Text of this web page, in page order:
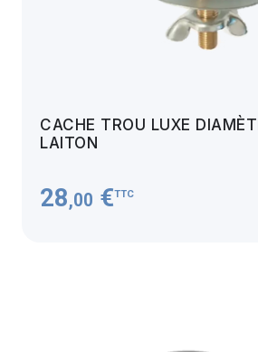
CACHE TROU LUXE
LAITON
28,00 €TTC